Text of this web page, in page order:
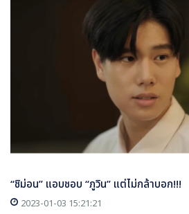
“ชิม่อน” แอบชอบ “ภูวิน” แต่ไม่กล้าบอก!!!
2023-01-03 15:21:21